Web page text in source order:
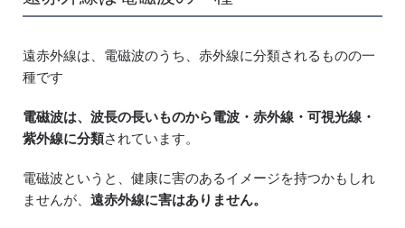
遠赤外線は、電磁波のうち、赤外線に分類されるものの一
種です
電磁波は、波長の長いものから電波・赤外線・可視光線・
紫外線に分類されています。
電磁波というと、健康に害のあるイメージを持つかもしれ
ませんが、 遠赤外線に害はありません。